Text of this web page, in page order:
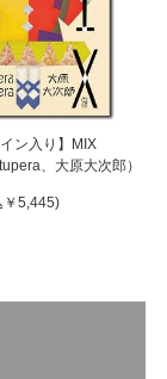
イン入り】MIX
、大原大次郎）
￥5,445)